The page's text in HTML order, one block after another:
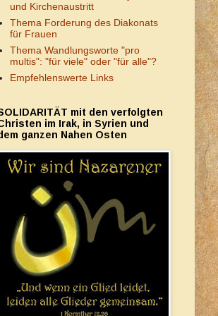
und Kirchenaustritt
Thema Forderung des Diakonats
für Frauen
Thema Wandlungsworte "pro
multis": "für viele" oder "für alle"?
Empfehlenswerte Links
mit den verfolgten
im Irak, in Syrien und
ganzen Nahen Osten